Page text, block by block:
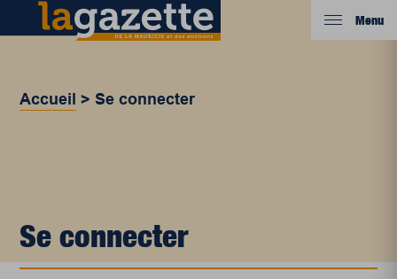
Menu
Accueil >Se connecter
Se connecter